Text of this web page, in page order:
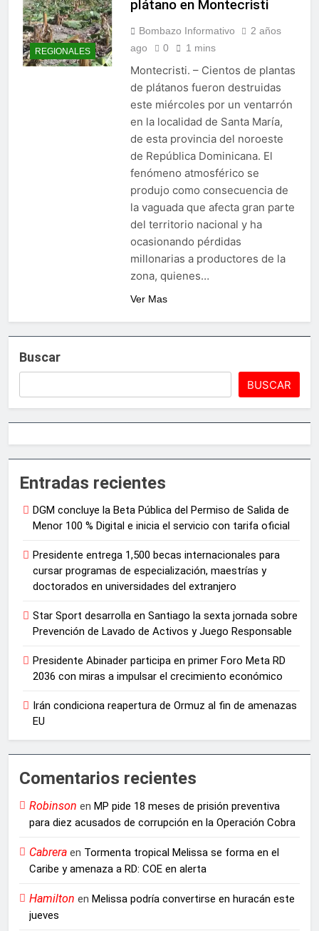
REGIONALES
plátano en Montecristi
Bombazo Informativo
2 años
ago
0 1 mins
Montecristi. – Cientos de plantas
de plátanos fueron destruidas
este miércoles por un ventarrón
en la localidad de Santa María,
de esta provincia del noroeste
de República Dominicana. El
fenómeno atmosférico se
produjo como consecuencia de
la vaguada que afecta gran parte
del territorio nacional y ha
ocasionando pérdidas
millonarias a productores de la
zona, quienes…
Ver Mas
Buscar
BUSCAR
Entradas recientes
DGM concluye la Beta Pública del Permiso de Salida de
Menor 100 % Digital e inicia el servicio con tarifa oficial
Presidente entrega 1,500 becas internacionales para
cursar programas de especialización, maestrías y
doctorados en universidades del extranjero
Star Sport desarrolla en Santiago la sexta jornada sobre
Prevención de Lavado de Activos y Juego Responsable
Presidente Abinader participa en primer Foro Meta RD
2036 con miras a impulsar el crecimiento económico
Irán condiciona reapertura de Ormuz al fin de amenazas
EU
Comentarios recientes
Robinson en MP pide 18 meses de prisión preventiva
para diez acusados de corrupción en la Operación Cobra
Cabrera en Tormenta tropical Melissa se forma en el
Caribe y amenaza a RD: COE en alerta
Hamilton en Melissa podría convertirse en huracán este
jueves